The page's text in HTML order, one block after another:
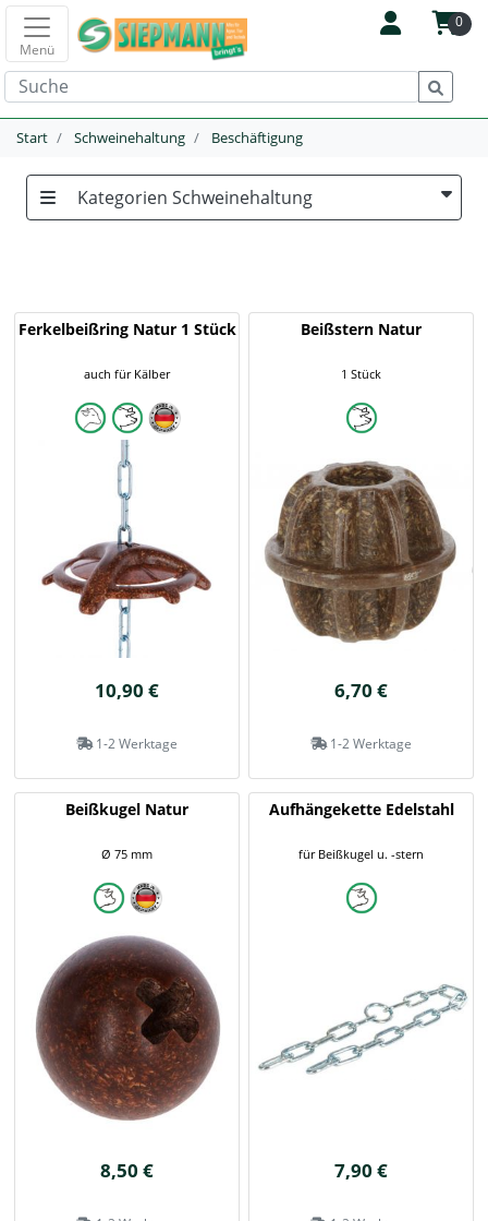
0
Menü
Start Schweinehaltung Beschäftigung
Kategorien Schweinehaltung
Ferkelbeißring Natur 1 Stück
auch für Kälber
10,90 €
1-2 Werktage
Beißstern Natur
1 Stück
6,70 €
1-2 Werktage
Beißkugel Natur
Ø 75 mm
8,50 €
Aufhängekette Edelstahl
für Beißkugel u. -stern
7,90 €